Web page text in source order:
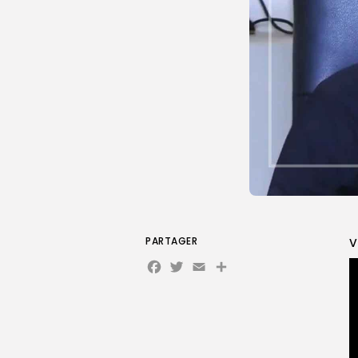
PARTAGER
Facebook
Twitter
Email